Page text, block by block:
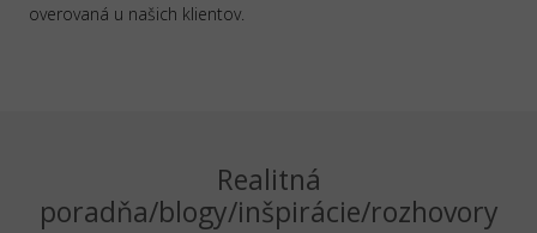
overovaná u našich klientov.
Realitná
poradňa/blogy/inšpirácie/rozhovory